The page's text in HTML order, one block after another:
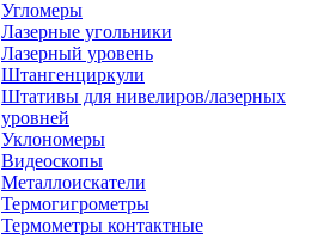
Угломеры
Лазерные угольники
Лазерный уровень
Штангенциркули
Штативы для нивелиров/лазерных
уровней
Уклономеры
Видеоскопы
Металлоискатели
Термогигрометры
Термометры контактные